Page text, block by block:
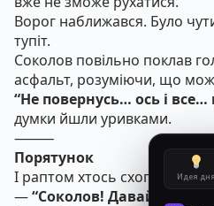
Ворог наближався. Було
тупіт.
Соколов повільно поклав
асфальт, розуміючи, що
“Не повернусь… ось і все…
думки йшли уривками.
⸻
Порятунок
І раптом хтось схопив його
—“Соколов! Давай!
Идея дня